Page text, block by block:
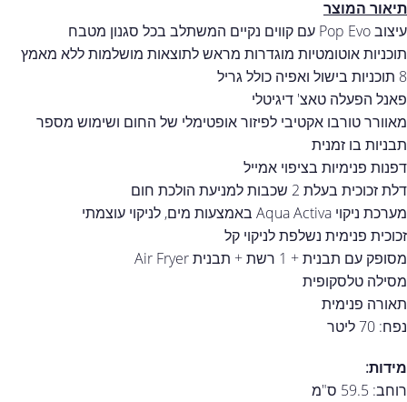
תיאור המוצר
עיצוב Pop Evo עם קווים נקיים המשתלב בכל סגנון מטבח
תוכניות אוטומטיות מוגדרות מראש לתוצאות מושלמות ללא מאמץ
8 תוכניות בישול ואפיה כולל גריל
פאנל הפעלה טאצ' דיגיטלי
מאוורר טורבו אקטיבי לפיזור אופטימלי של החום ושימוש מספר
תבניות בו זמנית
דפנות פנימיות בציפוי אמייל
דלת זכוכית בעלת 2 שכבות למניעת הולכת חום
מערכת ניקוי Aqua Activa באמצעות מים, לניקוי עוצמתי
זכוכית פנימית נשלפת לניקוי קל
מסופק עם תבנית + 1 רשת + תבנית Air Fryer
מסילה טלסקופית
תאורה פנימית
נפח: 70 ליטר
מידות:
רוחב: 59.5 ס"מ